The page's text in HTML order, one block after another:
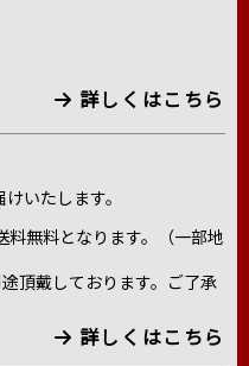
詳しくはこちら
いたします。
無料となります。（一部地
頂戴しております。ご了承
詳しくはこちら